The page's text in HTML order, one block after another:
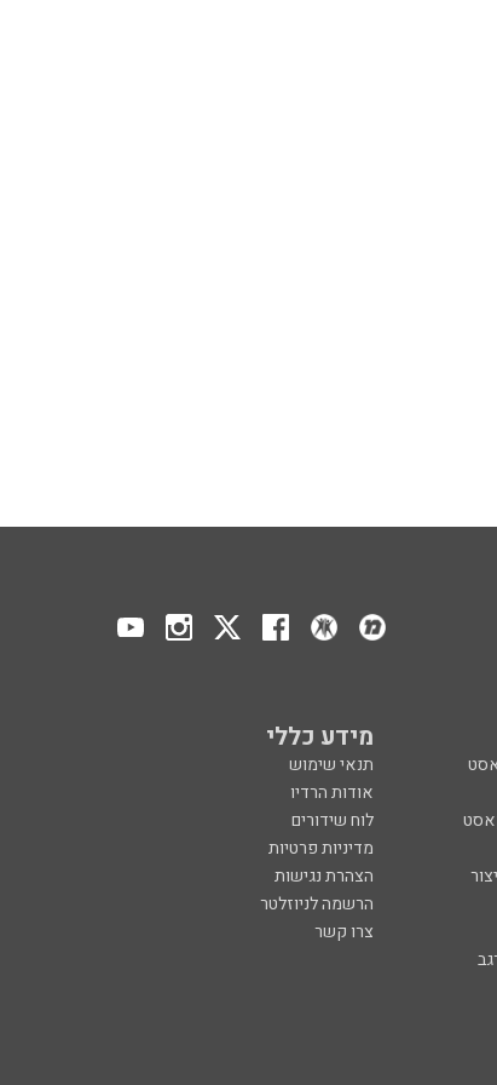
מידע כללי
תנאי שימוש
אודות הרדיו
לוח שידורים
מדיניות פרטיות
הצהרת נגישות
הרשמה לניוזלטר
צרו קשר